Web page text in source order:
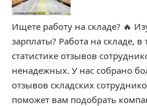
Ищете работу на складе? 🔥
зарплаты? Работа на складе,
статистике отзывов
ненадежных. У нас собрано
отзывов складских
поможет вам подобрать